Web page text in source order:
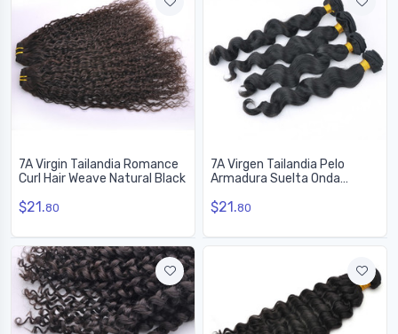
7A Virgin Tailandia Romance
Curl Hair Weave Natural Black
$21.80
7A Virgen Tailandia Pelo
Armadura Suelta Onda
$21.80